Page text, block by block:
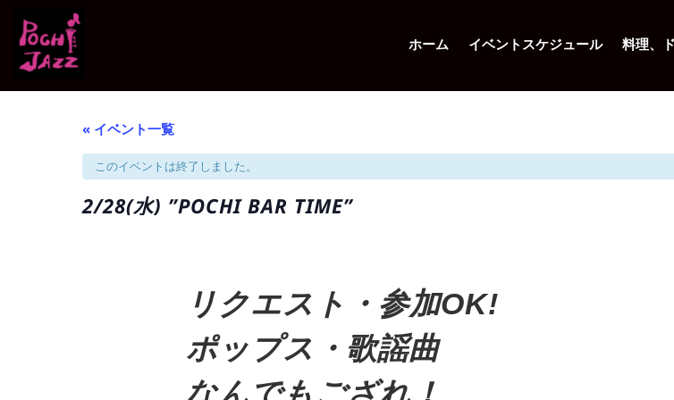
ホーム イベントスケジュール 料理、
« イベント一覧
このイベントは終了しました。
2/28(水) ”POCHI BAR TIME”
リクエスト・参加OK!
ポップス・歌謡曲
なんでもござれ！